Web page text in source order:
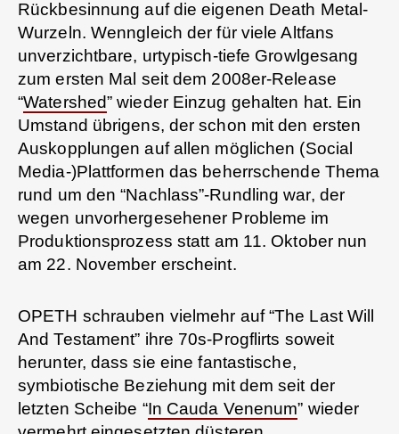
Rückbesinnung auf die eigenen Death Metal-
Wurzeln. Wenngleich der für viele Altfans
unverzichtbare, urtypisch-tiefe Growlgesang
zum ersten Mal seit dem 2008er-Release
“Watershed” wieder Einzug gehalten hat. Ein
Umstand übrigens, der schon mit den ersten
Auskopplungen auf allen möglichen (Social
Media-)Plattformen das beherrschende Thema
rund um den “Nachlass”-Rundling war, der
wegen unvorhergesehener Probleme im
Produktionsprozess statt am 11. Oktober nun
am 22. November erscheint.
OPETH schrauben vielmehr auf “The Last Will
And Testament” ihre 70s-Progflirts soweit
herunter, dass sie eine fantastische,
symbiotische Beziehung mit dem seit der
letzten Scheibe “In Cauda Venenum” wieder